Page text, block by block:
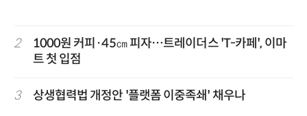
2
1000원 커피·45㎝ 피자…트레이더스 'T-카페', 이마
트 첫 입점
3 상생협력법 개정안 '플랫폼 이중족쇄' 채우나